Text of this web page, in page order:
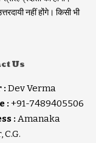
नहीं होंगे। किसी भी
Us
: Dev Verma
: +91-7489405506
: Amanaka
C.G.